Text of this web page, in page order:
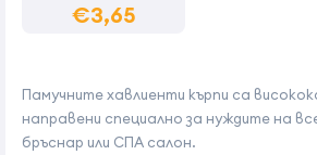
Памучните хавлиенти кърпи са
направени специално за нуждите на
бръснар или СПА салон.
€3,65